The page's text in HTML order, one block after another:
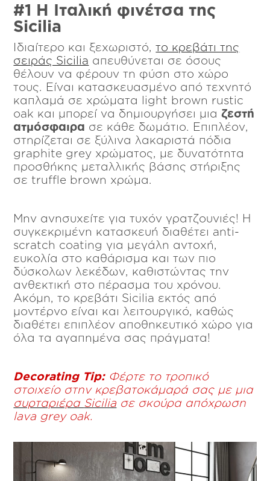
#1 Η Ιταλική φινέτσα της
Sicilia
Ιδιαίτερο και ξεχωριστό,το κρεβάτι της
σειράς Sicilia απευθύνεται σε όσους
θέλουν να φέρουν τη φύση στο χώρο
τους. Είναι κατασκευασμένο από τεχνητό
καπλαμά σε χρώματα light brown rustic
oak και μπορεί να δημιουργήσει μιαζεστή
ατμόσφαιρα σε κάθε δωμάτιο. Επιπλέον,
στηρίζεται σε ξύλινα λακαριστά πόδια
graphite grey χρώματος, με δυνατότητα
προσθήκης μεταλλικής βάσης στήριξης
σε truffle brown χρώμα.
Μην ανησυχείτε για τυχόν γρατζουνιές! Η
συγκεκριμένη κατασκευή διαθέτει anti-
scratch coating για μεγάλη αντοχή,
ευκολία στο καθάρισμα και των πιο
δύσκολων λεκέδων, καθιστώντας την
ανθεκτική στο πέρασμα του χρόνου.
Ακόμη, το κρεβάτι Sicilia εκτός από
μοντέρνο είναι και λειτουργικό, καθώς
διαθέτει επιπλέον αποθηκευτικό χώρο για
όλα τα αγαπημένα σας πράγματα!
Decorating Tip: Φέρτε το τροπικό
στοιχείο στην κρεβατοκάμαρά σας με μια
συρταριέρα Sicilia σε σκούρα απόχρωση
lava grey oak.